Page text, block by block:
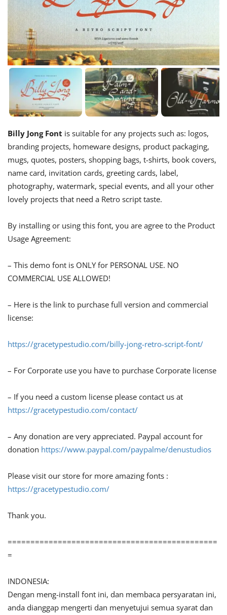
Billy Jong Font is suitable for any projects such as: logos,
branding projects, homeware designs, product packaging,
mugs, quotes, posters, shopping bags, t-shirts, book covers,
name card, invitation cards, greeting cards, label,
photography, watermark, special events, and all your other
lovely projects that need a Retro script taste.
By installing or using this font, you are agree to the Product
Usage Agreement:
– This demo font is ONLY for PERSONAL USE. NO
COMMERCIAL USE ALLOWED!
– Here is the link to purchase full version and commercial
license:
https://gracetypestudio.com/billy-jong-retro-script-font/
– For Corporate use you have to purchase Corporate license
– If you need a custom license please contact us at
https://gracetypestudio.com/contact/
– Any donation are very appreciated. Paypal account for
donation https://www.paypal.com/paypalme/denustudios
Please visit our store for more amazing fonts :
https://gracetypestudio.com/
Thank you.
==============================================
=
INDONESIA:
Dengan meng-install font ini, dan membaca persyaratan ini,
anda dianggap mengerti dan menyetujui semua syarat dan